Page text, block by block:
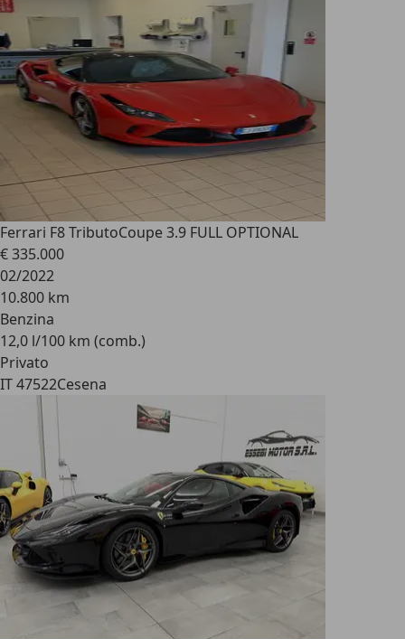
Ferrari F8 TributoCoupe 3.9 FULL OPTIONAL
€ 335.000
02/2022
10.800 km
Benzina
12,0 l/100 km (comb.)
Privato
IT 47522Cesena